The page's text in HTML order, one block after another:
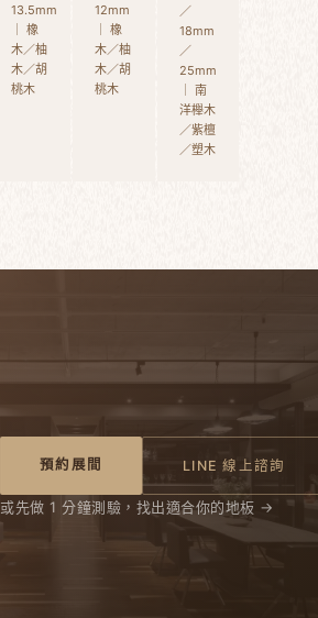
13.5mm
｜ 橡
木／柚
木／胡
桃木
12mm
｜ 橡
木／柚
木／胡
桃木
／
18mm
／
25mm
｜ 南
洋櫸木
／紫檀
／塑木
預約展間 LINE 線上諮詢
或先做 1 分鐘測驗，找出適合你的地板 →